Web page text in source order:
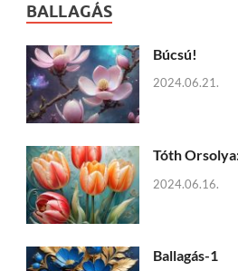
BALLAGÁS
Búcsú!
2024.06.21.
Tóth
2024.06.16.
Ballagás-1